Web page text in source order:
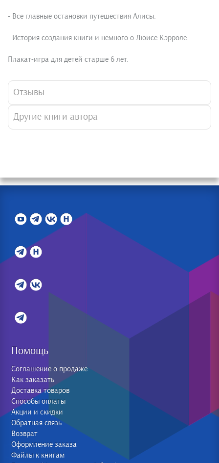
- Все главные остановки путешествия Алисы.
- История создания книги и немного о Люисе Кэрроле.
Плакат-игра для детей старше 6 лет.
Отзывы
Другие книги автора
Помощь
Соглашение о продаже
Как заказать
Доставка товаров
Способы оплаты
Акции и скидки
Обратная связь
Возврат
Оформление заказа
Файлы к книгам